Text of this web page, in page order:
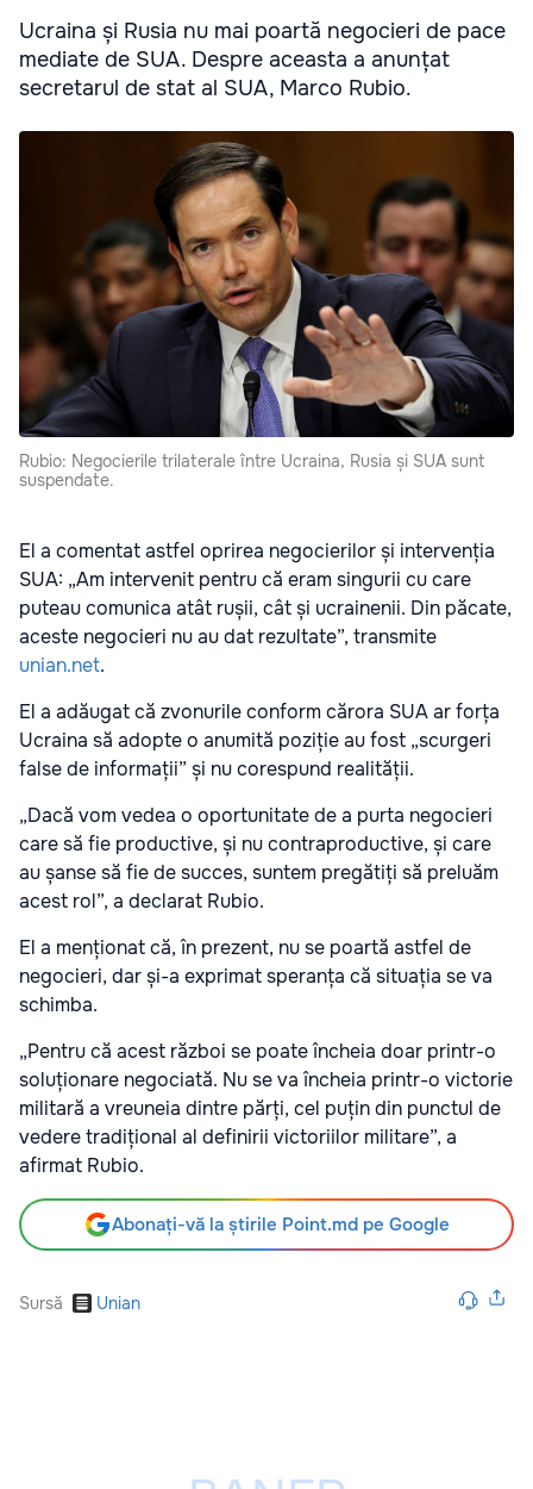
Ucraina și Rusia nu mai poartă negocieri de pace
mediate de SUA. Despre aceasta a anunțat
secretarul de stat al SUA, Marco Rubio.
Rubio: Negocierile trilaterale între Ucraina, Rusia și SUA sunt
suspendate.
El a comentat astfel oprirea negocierilor și intervenția
SUA: „Am intervenit pentru că eram singurii cu care
puteau comunica atât rușii, cât și ucrainenii. Din păcate,
aceste negocieri nu au dat rezultate”, transmite
unian.net.
El a adăugat că zvonurile conform cărora SUA ar forța
Ucraina să adopte o anumită poziție au fost „scurgeri
false de informații” și nu corespund realității.
„Dacă vom vedea o oportunitate de a purta negocieri
care să fie productive, și nu contraproductive, și care
au șanse să fie de succes, suntem pregătiți să preluăm
acest rol”, a declarat Rubio.
El a menționat că, în prezent, nu se poartă astfel de
negocieri, dar și-a exprimat speranța că situația se va
schimba.
„Pentru că acest război se poate încheia doar printr-o
soluționare negociată. Nu se va încheia printr-o victorie
militară a vreuneia dintre părți, cel puțin din punctul de
vedere tradițional al definirii victoriilor militare”, a
afirmat Rubio.
Abonați-vă la știrile Point.md pe Google
Sursă Unian